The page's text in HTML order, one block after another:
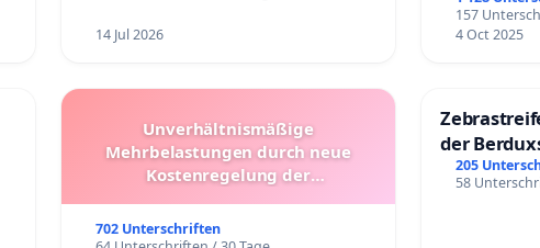
14 Jul 2026
157
4 Oct 2025
Unverhältnismäßige
Mehrbelastungen durch neue
Kostenregelung der
Überprüfung und Alternativen
702 Unterschriften
der
205
58